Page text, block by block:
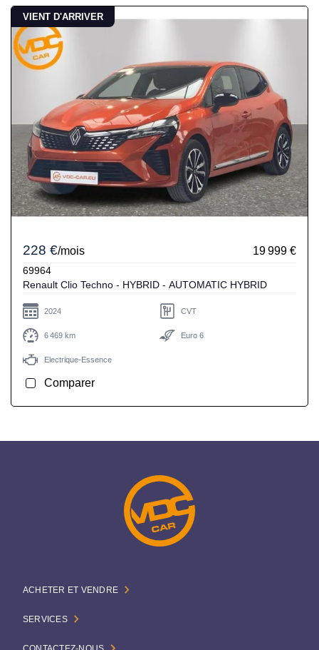
VIENT D'ARRIVER
228 €/mois 19 999 €
69964
Renault Clio Techno - HYBRID - AUTOMATIC HYBRID
2024 CVT
6 469 km Euro 6
Electrique-Essence
Comparer
ACHETER ET VENDRE
SERVICES